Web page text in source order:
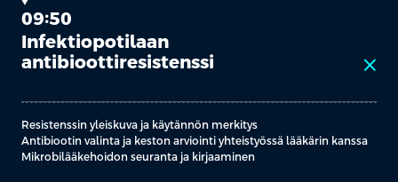
09:50
Infektiopotilaan
antibioottiresistenssi
close
Resistenssin yleiskuva ja käytännön merkitys
Antibiootin valinta ja keston arviointi yhteistyössä lääkärin kanssa
Mikrobilääkehoidon seuranta ja kirjaaminen